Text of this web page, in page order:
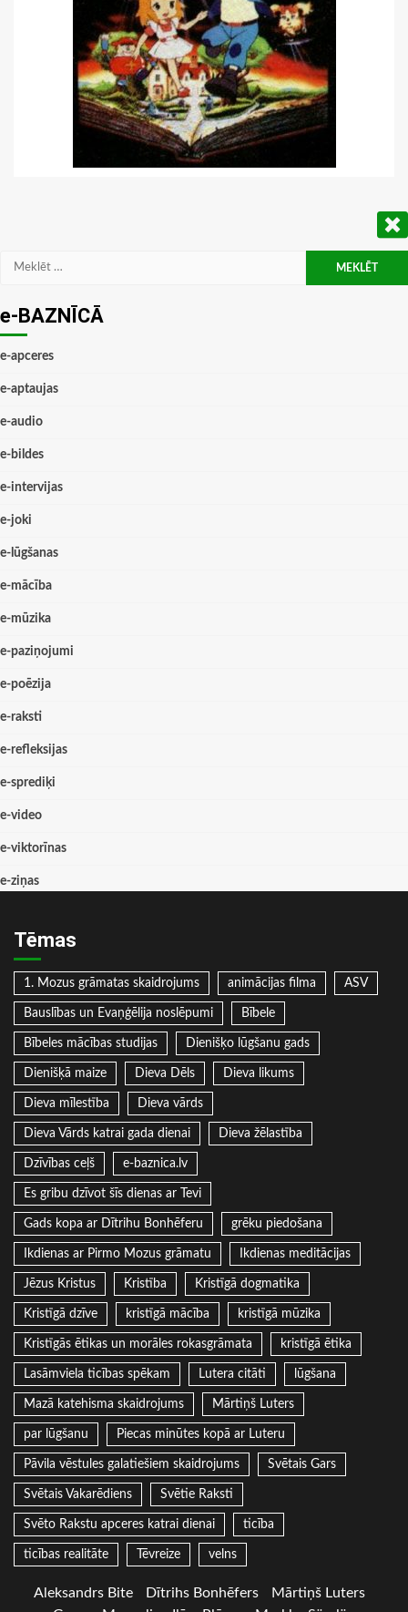
Meklēt:
e-BAZNĪCĀ
e-apceres
e-aptaujas
e-audio
e-bildes
e-intervijas
e-joki
e-lūgšanas
e-mācība
e-mūzika
e-paziņojumi
e-poēzija
e-raksti
e-refleksijas
e-sprediķi
e-video
e-viktorīnas
e-ziņas
Tēmas
1. Mozus grāmatas skaidrojums animācijas filma ASV
Bauslības un Evaņģēlija noslēpumi Bībele
Bībeles mācības studijas Dienišķo lūgšanu gads
Dienišķā maize Dieva Dēls Dieva likums
Dieva mīlestība Dieva vārds
Dieva Vārds katrai gada dienai Dieva žēlastība
Dzīvības ceļš e-baznica.lv
Es gribu dzīvot šīs dienas ar Tevi
Gads kopa ar Dītrihu Bonhēferu grēku piedošana
Ikdienas ar Pirmo Mozus grāmatu Ikdienas meditācijas
Jēzus Kristus Kristība Kristīgā dogmatika
Kristīgā dzīve kristīgā mācība kristīgā mūzika
Kristīgās ētikas un morāles rokasgrāmata kristīgā ētika
Lasāmviela ticības spēkam Lutera citāti lūgšana
Mazā katehisma skaidrojums Mārtiņš Luters
par lūgšanu Piecas minūtes kopā ar Luteru
Pāvila vēstules galatiešiem skaidrojums Svētais Gars
Svētais Vakarēdiens Svētie Raksti
Svēto Rakstu apceres katrai dienai ticība
ticības realitāte Tēvreize velns
Aleksandrs Bite Dītrihs Bonhēfers
Mārtiņš Luters